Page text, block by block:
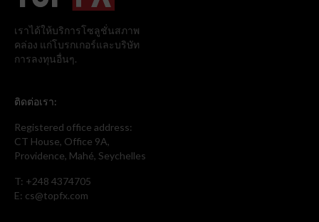
เราได้ให้บริการโซลูชั่นสภาพ
คล่อง แก่โบรกเกอร์และบริษัท
การลงทุนอื่นๆ.
ติดต่อเรา:
Registered office address:
CT House, Office 9A,
Providence, Mahé, Seychelles
T: +248 4374705
E: cs@topfx.com